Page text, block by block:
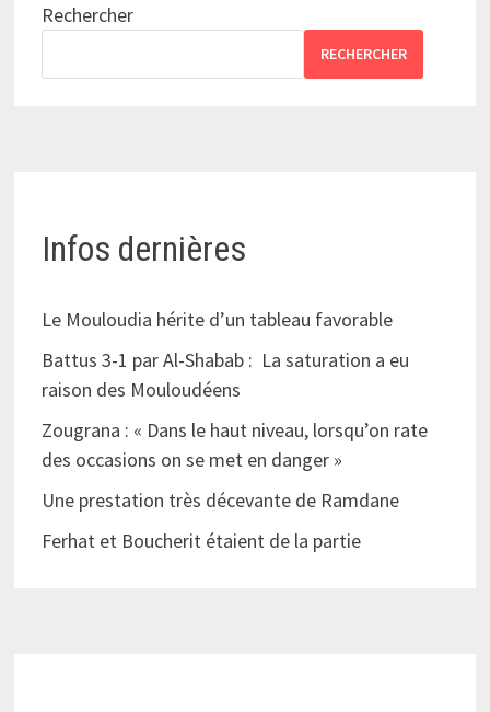
Rechercher
RECHERCHER
Infos dernières
Le Mouloudia hérite d’un tableau favorable
Battus 3-1 par Al-Shabab : La saturation a eu
raison des Mouloudéens
Zougrana : « Dans le haut niveau, lorsqu’on rate
des occasions on se met en danger »
Une prestation très décevante de Ramdane
Ferhat et Boucherit étaient de la partie